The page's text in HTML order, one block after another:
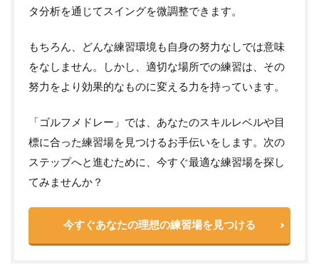
タ分析を通じてスイングを微調整できます。
もちろん、どんな練習環境も自身の努力なしでは意味
をなしません。しかし、適切な場所での練習は、その
努力をより効果的なものに変える力を持っています。
「ゴルフメドレー」では、あなたのスキルレベルや目
標に合った練習場を見つけるお手伝いをします。次の
ステップへと進むために、今すぐ最適な練習場を探し
てみませんか？
今すぐあなたの理想の練習場を見つける